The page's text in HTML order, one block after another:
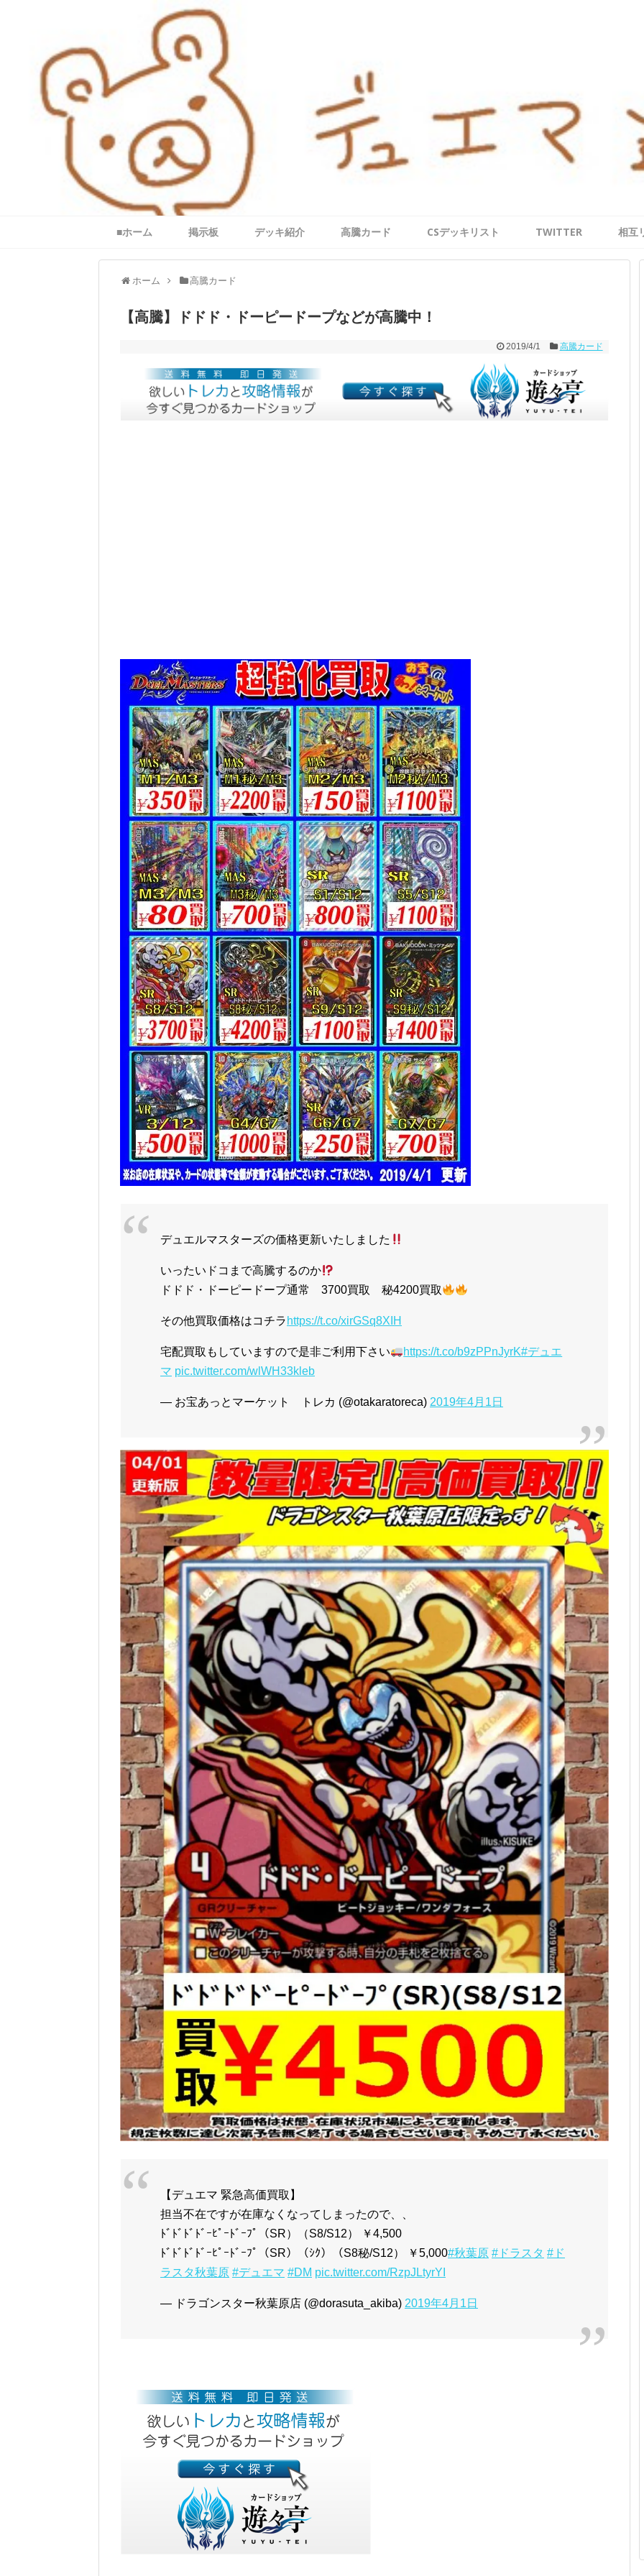
■ホーム 掲示板 デッキ紹介 高騰カード CSデッキリスト TWITTER 相互
ホーム 高騰カード
【高騰】ドドド・ドーピードープなどが高騰中！
2019/4/1 高騰カード
デュエルマスターズの価格更新いたしました
いったいドコまで高騰するのか
ドドド・ドーピードープ通常 3700買取 秘4200買取
その他買取価格はコチラ https://t.co/xirGSq8XIH
宅配買取もしていますので是非ご利用下さい https://t.co/b9zPPnJyrK#デュエ
マ pic.twitter.com/wlWH33kleb
— お宝あっとマーケット トレカ (@otakaratoreca) 2019年4月1日
【デュエマ 緊急高価買取】
担当不在ですが在庫なくなってしまったので、、
ﾄﾞﾄﾞﾄﾞﾄﾞｰﾋﾟｰﾄﾞｰﾌﾟ（SR）（S8/S12） ￥4,500
ﾄﾞﾄﾞﾄﾞﾄﾞｰﾋﾟｰﾄﾞｰﾌﾟ（SR）（ｼｸ）（S8秘/S12） ￥5,000#秋葉原 #ドラスタ #ド
ラスタ秋葉原 #デュエマ #DM pic.twitter.com/RzpJLtyrYI
— ドラゴンスター秋葉原店 (@dorasuta_akiba) 2019年4月1日